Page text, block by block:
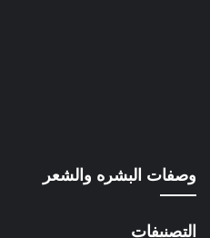
وصفات البشره والشعر
التصنيفات